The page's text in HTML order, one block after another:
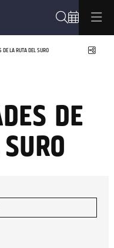
DE LA RUTA DEL SURO
DE